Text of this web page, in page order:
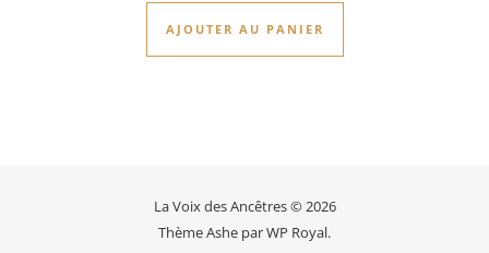
AJOUTER AU PANIER
La Voix des Ancêtres © 2026
Thème Ashe parWP Royal.